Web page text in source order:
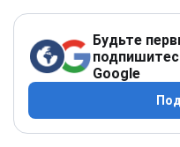
Будьте
Google